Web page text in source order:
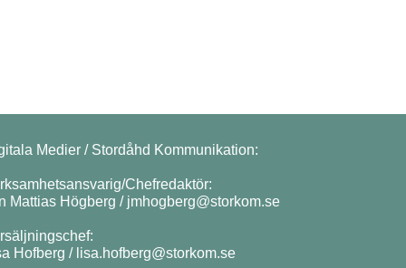
Medier / Stordåhd Kommunikation:
Chefredaktör:
Mattias Högberg / jmhogberg@storkom.se
Hofberg / lisa.hofberg@storkom.se